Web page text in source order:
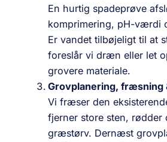
En hurtig spadeprøve
komprimering, pH-værdi
Er vandet tilbøjeligt til at
foreslår vi dræn eller let
grovere materiale.
Grovplanering, fræsning
Vi fræser den
fjerner store sten, rødder
græstørv. Dernæst